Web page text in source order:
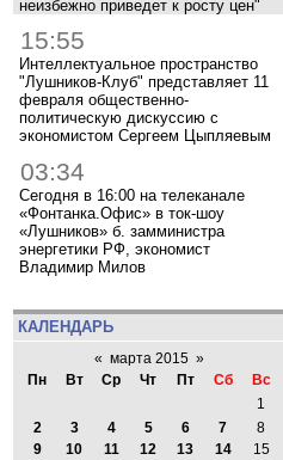
неизбежно приведет к росту цен"
15:55
Интеллектуальное пространство
"Лушников-Клуб" представляет 11
февраля общественно-
политическую дискуссию с
экономистом Сергеем Цыпляевым
03:34
Сегодня в 16:00 на телеканале
«Фонтанка.Офис» в ток-шоу
«Лушников» б. замминистра
энергетики РФ, экономист
Владимир Милов
КАЛЕНДАРЬ
« марта 2015 »
Пн
Вт Ср Чт Пт Сб
Вс
1
2
3 4 5 6 7
8
9
10 11 12 13 14
15